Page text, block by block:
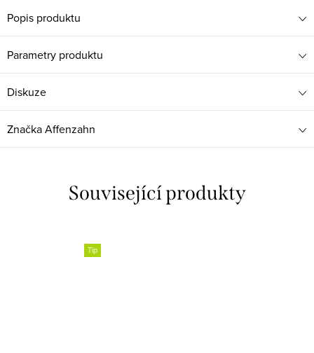
Popis produktu
Parametry produktu
Diskuze
ZnačkaAffenzahn
Související produkty
Tip